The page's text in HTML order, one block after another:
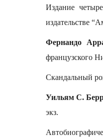
Издание
издательстве
Фернандо
французского
Скандальный
Уильям С.
экз.